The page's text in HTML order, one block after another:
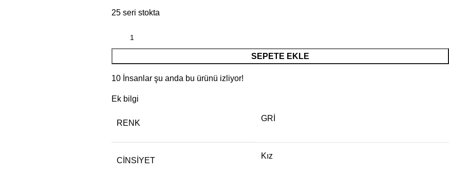
25 seri stokta
SEPETE EKLE
10 İnsanlar şu anda bu ürünü izliyor!
Ek bilgi
RENK
GRİ
CINSIYET
Kız